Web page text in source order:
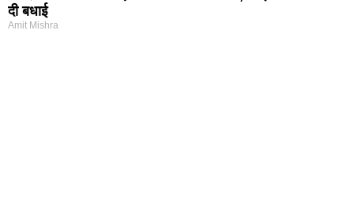
दी बधाई
Amit Mishra